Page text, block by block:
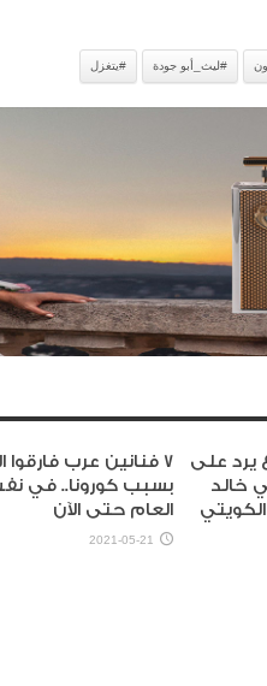
#ليث_أبو جودة #يتغزل
يرد على
خالد
7 فنانين عرب فارقوا
بسبب كورونا.. في
العام حتى الآن
2021-05-21